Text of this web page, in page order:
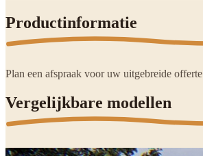
Productinformatie
Plan een afspraak voor uw uitgebreide offerte
Vergelijkbare modellen